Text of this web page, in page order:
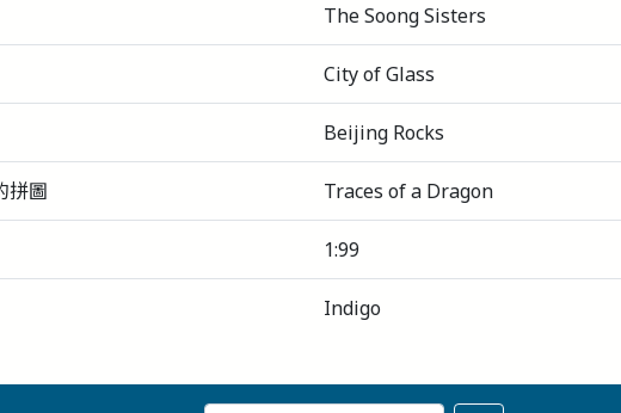
The Soong Sisters
City of Glass
Beijing Rocks
拼圖 Traces of a Dragon
1:99
Indigo